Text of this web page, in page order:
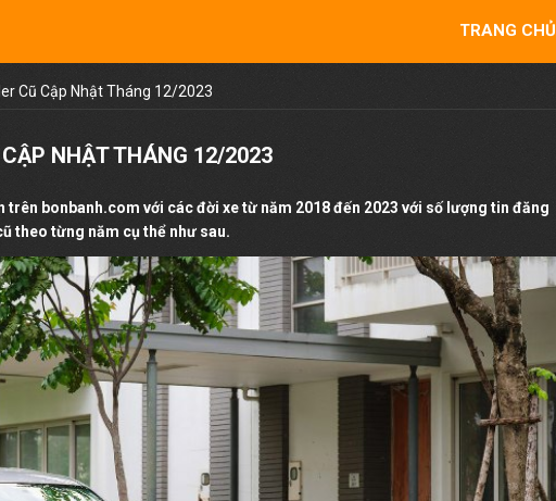
TRANG CHỦ
Cũ Cập Nhật Tháng 12/2023
NHẬT THÁNG 12/2023
bonbanh.com với các đời xe từ năm 2018 đến 2023 với số lượng tin đăng
theo từng năm cụ thể như sau.